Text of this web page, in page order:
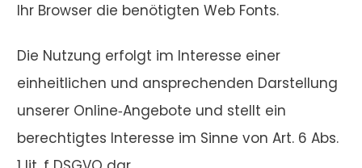
Ihr Browser die benötigten Web Fonts.
Die Nutzung erfolgt im Interesse einer
einheitlichen und ansprechenden Darstellung
unserer Online‑Angebote und stellt ein
berechtigtes Interesse im Sinne von Art. 6 Abs.